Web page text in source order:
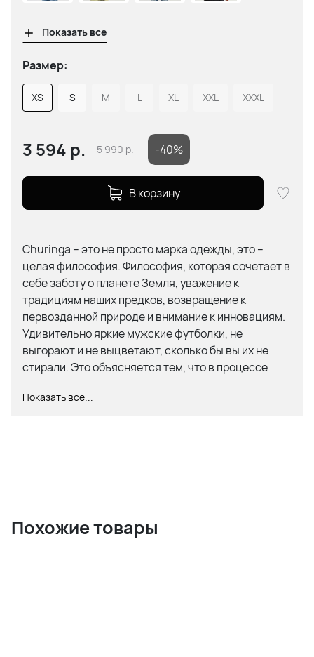
Показать все
Размер:
XS S M L XL XXL XXXL
3 594 р. 5 990р. -40%
В корзину
Churinga – это не просто марка одежды, это –
целая философия. Философия, которая сочетает в
себе заботу о планете Земля, уважение к
традициям наших предков, возвращение к
первозданной природе и внимание к инновациям.
Удивительно яркие мужские футболки, не
выгорают и не выцветают, сколько бы вы их не
стирали. Это объясняется тем, что в процессе
пигменты. Производители гарантируют, что
Показать всё...
Похожие товары